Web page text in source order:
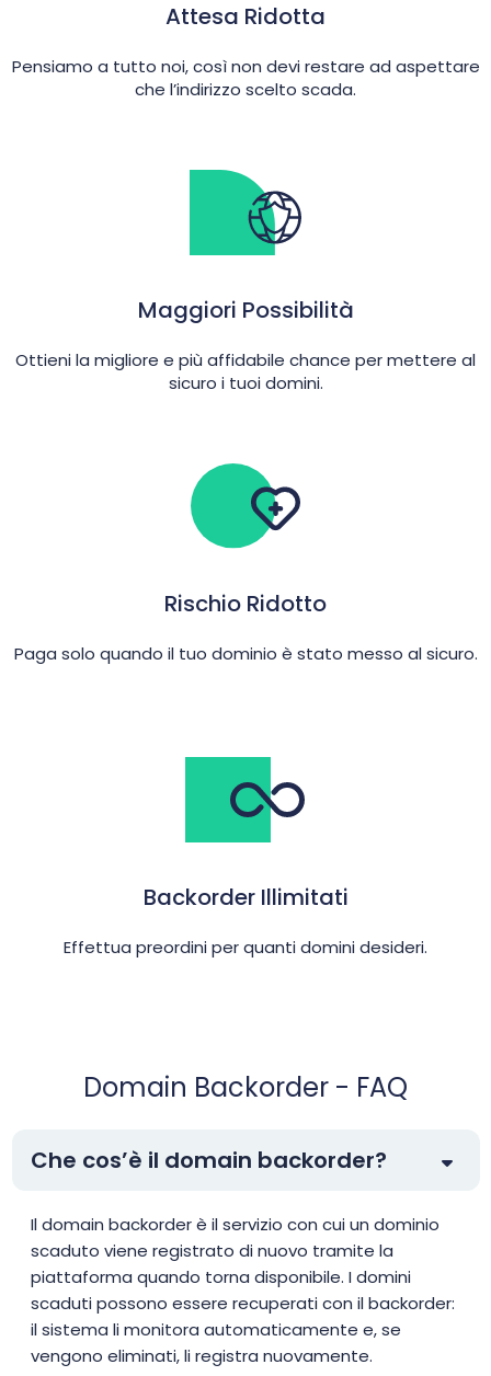
Attesa Ridotta
Pensiamo a tutto noi, così non devi restare ad aspettare
che l’indirizzo scelto scada.
Maggiori Possibilità
Ottieni la migliore e più affidabile chance per mettere al
sicuro i tuoi domini.
Rischio Ridotto
Paga solo quando il tuo dominio è stato messo al sicuro.
Backorder Illimitati
Effettua preordini per quanti domini desideri.
Domain Backorder - FAQ
Che cos’è il domain backorder?
Il domain backorder è il servizio con cui un dominio
scaduto viene registrato di nuovo tramite la
piattaforma quando torna disponibile. I domini
scaduti possono essere recuperati con il backorder:
il sistema li monitora automaticamente e, se
vengono eliminati, li registra nuovamente.